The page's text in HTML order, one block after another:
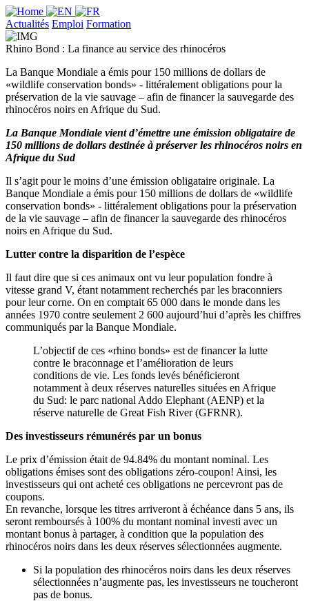
Actualités Emploi Formation
Rhino Bond : La finance au service des rhinocéros
La Banque Mondiale a émis pour 150 millions de dollars de
«wildlife conservation bonds» - littéralement obligations pour la
préservation de la vie sauvage – afin de financer la sauvegarde des
rhinocéros noirs en Afrique du Sud.
La Banque Mondiale vient d’émettre une émission obligataire de
150 millions de dollars destinée à préserver les rhinocéros noirs en
Afrique du Sud
Il s’agit pour le moins d’une émission obligataire originale. La
Banque Mondiale a émis pour 150 millions de dollars de «wildlife
conservation bonds» - littéralement obligations pour la préservation
de la vie sauvage – afin de financer la sauvegarde des rhinocéros
noirs en Afrique du Sud.
Lutter contre la disparition de l’espèce
Il faut dire que si ces animaux ont vu leur population fondre à
vitesse grand V, étant notamment recherchés par les braconniers
pour leur corne. On en comptait 65 000 dans le monde dans les
années 1970 contre seulement 2 600 aujourd’hui d’après les chiffres
communiqués par la Banque Mondiale.
L’objectif de ces «rhino bonds» est de financer la lutte
contre le braconnage et l’amélioration de leurs
conditions de vie. Les fonds levés bénéficieront
notamment à deux réserves naturelles situées en Afrique
du Sud: le parc national Addo Elephant (AENP) et la
réserve naturelle de Great Fish River (GFRNR).
Des investisseurs rémunérés par un bonus
Le prix d’émission était de 94.84% du montant nominal. Les
obligations émises sont des obligations zéro-coupon! Ainsi, les
investisseurs qui ont acheté ces obligations ne percevront pas de
coupons.
En revanche, lorsque les titres arriveront à échéance dans 5 ans, ils
seront remboursés à 100% du montant nominal investi avec un
montant bonus à partager, à condition que la population des
rhinocéros noirs dans les deux réserves sélectionnées augmente.
Si la population des rhinocéros noirs dans les deux réserves
sélectionnées n’augmente pas, les investisseurs ne toucheront
pas de bonus.